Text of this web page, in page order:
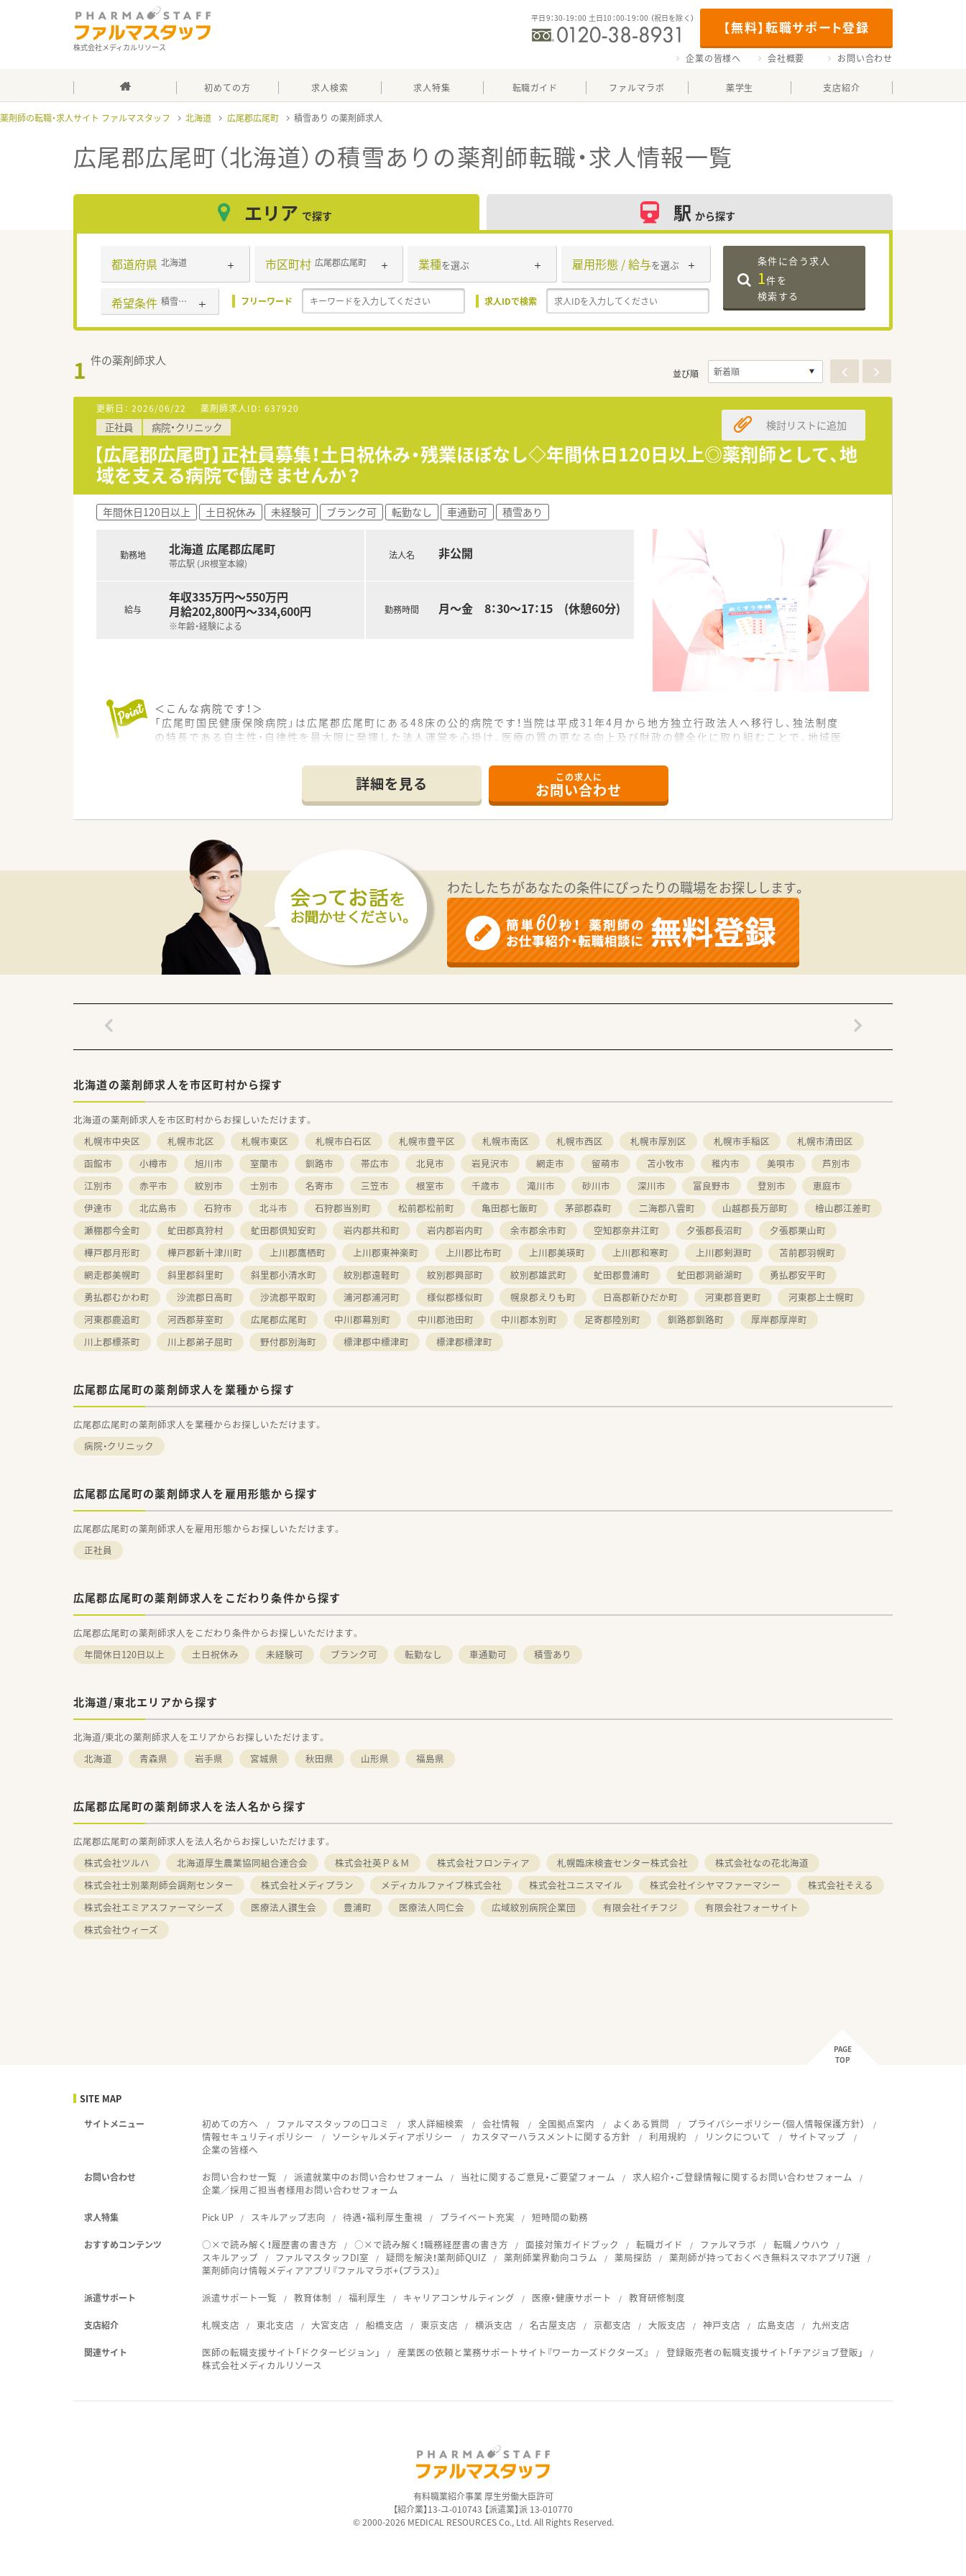
株式会社メディカルリソース
【無料】転職サポート登録
平日9：30-19：00 土日10：00-19：00 （祝日を除く）
企業の皆様へ 会社概要 お問い合わせ
初めての方 求人検索 求人特集 転職ガイド ファルマラボ 薬学生 支店紹介
薬剤師の転職・求人サイト ファルマスタッフ 北海道 広尾郡広尾町 積雪あり
広尾郡広尾町（北海道）の積雪あり の薬剤師転職・求人情報一覧
エリア で探す 駅 から探す
都道府県 北海道 市区町村 広尾郡広尾町 業種を選ぶ 雇用形態 / 給与を選ぶ
希望条件 積雪あり フリーワード 求人IDで検索
条件に合う求人
1件を
検索する
1 件の薬剤師求人
並び順
更新日： 2026/06/22 薬剤師求人ID： 637920
正社員 病院・クリニック
【広尾郡広尾町】正社員募集！土日祝休み・残業ほぼなし◇年間休日120日以上◎薬剤師として、地
域を支える病院で働きませんか？
検討リストに追加
年間休日120日以上 土日祝休み 未経験可 ブランク可 転勤なし 車通勤可 積雪あり
勤務地 北海道 広尾郡広尾町
帯広駅 (JR根室本線)
給与
年収335万円～550万円
月給202,800円～334,600円
※年齢・経験による
法人名 非公開
勤務時間 月～金 8：30～17：15 (休憩60分)
＜こんな病院です！＞
「広尾町国民健康保険病院」は広尾郡広尾町にある48床の公的病院です！当院は平成31年4月から地方独立行政法人へ移行し、独法制度
の特長である自主性・自律性を最大限に発揮した法人運営を心掛け、医療の質の更なる向上及び財政の健全化に取り組むことで、地域医
明るく応対ができる方を募集しています。年間休日は122日で残業もほとんどないのでプライベートを重視したい方にもオススメで
興味を持って頂けた方は応募フォームからお問い合わせください。皆様のご応募お待ちしております！
詳細を見る この求人に
お問い合わせ
わたしたちがあなたの条件にぴったりの職場をお探しします。
北海道の薬剤師求人を市区町村から探す
北海道の薬剤師求人を市区町村からお探しいただけます。
札幌市中央区
札幌市北区 札幌市東区 札幌市白石区 札幌市豊平区 札幌市南区 札幌市西区 札幌市厚別区 札幌市手稲区
札幌市清田区
函館市
小樽市 旭川市 室蘭市 釧路市 帯広市 北見市 岩見沢市 網走市 留萌市 苫小牧市 稚内市 美唄市
芦別市
江別市
赤平市 紋別市 士別市 名寄市 三笠市 根室市 千歳市 滝川市 砂川市 深川市 富良野市 登別市
恵庭市
伊達市
北広島市 石狩市 北斗市 石狩郡当別町 松前郡松前町 亀田郡七飯町 茅部郡森町 二海郡八雲町 山越郡長万部町
檜山郡江差町
瀬棚郡今金町
虻田郡真狩村 虻田郡倶知安町 岩内郡共和町 岩内郡岩内町 余市郡余市町 空知郡奈井江町 夕張郡長沼町
夕張郡栗山町
樺戸郡月形町
樺戸郡新十津川町 上川郡鷹栖町 上川郡東神楽町 上川郡比布町 上川郡美瑛町 上川郡和寒町 上川郡剣淵町
苫前郡羽幌町
網走郡美幌町
斜里郡斜里町 斜里郡小清水町 紋別郡遠軽町 紋別郡興部町 紋別郡雄武町 虻田郡豊浦町 虻田郡洞爺湖町
勇払郡安平町
勇払郡むかわ町
沙流郡日高町 沙流郡平取町 浦河郡浦河町 様似郡様似町 幌泉郡えりも町 日高郡新ひだか町 河東郡音更町
河東郡上士幌町
河東郡鹿追町
河西郡芽室町 広尾郡広尾町 中川郡幕別町 中川郡池田町 中川郡本別町 足寄郡陸別町 釧路郡釧路町
厚岸郡厚岸町
川上郡標茶町
川上郡弟子屈町 野付郡別海町 標津郡中標津町 標津郡標津町
広尾郡広尾町の薬剤師求人を業種から探す
広尾郡広尾町の薬剤師求人を業種からお探しいただけます。
病院・クリニック
広尾郡広尾町の薬剤師求人を雇用形態から探す
広尾郡広尾町の薬剤師求人を雇用形態からお探しいただけます。
正社員
広尾郡広尾町の薬剤師求人をこだわり条件から探す
広尾郡広尾町の薬剤師求人をこだわり条件からお探しいただけます。
年間休日120日以上
土日祝休み 未経験可 ブランク可 転勤なし 車通勤可 積雪あり
北海道/東北エリアから探す
北海道/東北の薬剤師求人をエリアからお探しいただけます。
北海道
青森県 岩手県 宮城県 秋田県 山形県 福島県
広尾郡広尾町の薬剤師求人を法人名から探す
広尾郡広尾町の薬剤師求人を法人名からお探しいただけます。
株式会社ツルハ
北海道厚生農業協同組合連合会 株式会社英Ｐ＆Ｍ 株式会社フロンティア 札幌臨床検査センター株式会社
株式会社なの花北海道
株式会社士別薬剤師会調剤センター
株式会社メディプラン メディカルファイブ株式会社 株式会社ユニスマイル 株式会社イシヤマファーマシー
株式会社そえる
株式会社エミアスファーマシーズ
医療法人讃生会 豊浦町 医療法人同仁会 広域紋別病院企業団 有限会社イチフジ
有限会社フォーサイト
株式会社ウィーズ
PAGE
TOP
SITE MAP
サイトメニュー 初めての方へ ファルマスタッフの口コミ 求人詳細検索 会社情報 全国拠点案内 よくある質問
プライバシーポリシー（個人情報保護方針）
情報セキュリティポリシー
ソーシャルメディアポリシー カスタマーハラスメントに関する方針 利用規約 リンクについて
サイトマップ
企業の皆様へ
お問い合わせ お問い合わせ一覧 派遣就業中のお問い合わせフォーム 当社に関するご意見・ご要望フォーム
求人紹介・ご登録情報に関するお問い合わせフォーム
企業／採用ご担当者様用お問い合わせフォーム
求人特集 Pick UP スキルアップ志向 待遇・福利厚生重視 プライベート充実 短時間の勤務
おすすめコンテンツ ○×で読み解く！履歴書の書き方 ○×で読み解く！職務経歴書の書き方 面接対策ガイドブック 転職ガイド ファルマラボ
転職ノウハウ
スキルアップ
ファルマスタッフDI室 疑問を解決！薬剤師QUIZ 薬剤師業界動向コラム 薬局探訪
薬剤師が持っておくべき無料スマホアプリ7選
薬剤師向け情報メディアアプリ『ファルマラボ+（プラス）』
派遣サポート 派遣サポート一覧 教育体制 福利厚生 キャリアコンサルティング 医療・健康サポート 教育研修制度
支店紹介 札幌支店 東北支店 大宮支店 船橋支店 東京支店 横浜支店 名古屋支店 京都支店 大阪支店 神戸支店 広島支店 九州支店
関連サイト 医師の転職支援サイト「ドクタービジョン」 産業医の依頼と業務サポートサイト『ワーカーズドクターズ』
登録販売者の転職支援サイト「チアジョブ登販」
株式会社メディカルリソース
有料職業紹介事業 厚生労働大臣許可
【紹介業】13-ユ-010743 【派遣業】派 13-010770
© 2000-2026 MEDICAL RESOURCES Co., Ltd. All Rights Reserved.